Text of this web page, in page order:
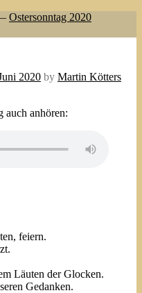
Ostersonntag 2020
2020 by Martin Kötters
auch anhören:
feiern.
Läuten der Glocken.
Gedanken.